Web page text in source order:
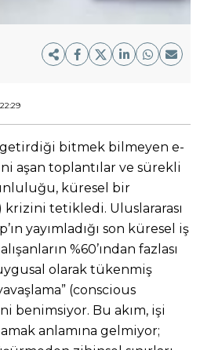
getirdiği bitmek bilmeyen e-
aşan toplantılar ve sürekli
küresel bir
tetikledi. Uluslararası
yayımladığı son küresel iş
%60’ından fazlası
olarak tükenmiş
(conscious
benimsiyor. Bu akım, işi
anlamına gelmiyor;